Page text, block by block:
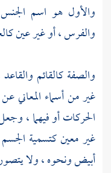
والأول هو اسم
والفرس ، أو غير عين
والصفة كالقائم
غير من أسماء المعاني
الحركات أو فيهما ،
غير معين كتسمية
أبيض ونحوه ، ولا